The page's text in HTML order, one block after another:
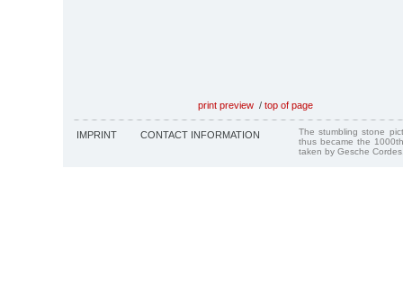
print preview / top of page
IMPRINT CONTACT INFORMATION
The stumbling stone
thus became the
taken by Gesche